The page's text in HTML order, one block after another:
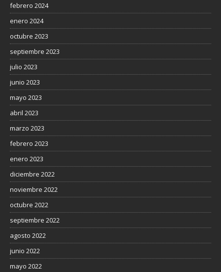
febrero 2024
enero 2024
octubre 2023
septiembre 2023
julio 2023
junio 2023
mayo 2023
abril 2023
marzo 2023
febrero 2023
enero 2023
diciembre 2022
noviembre 2022
octubre 2022
septiembre 2022
agosto 2022
junio 2022
mayo 2022